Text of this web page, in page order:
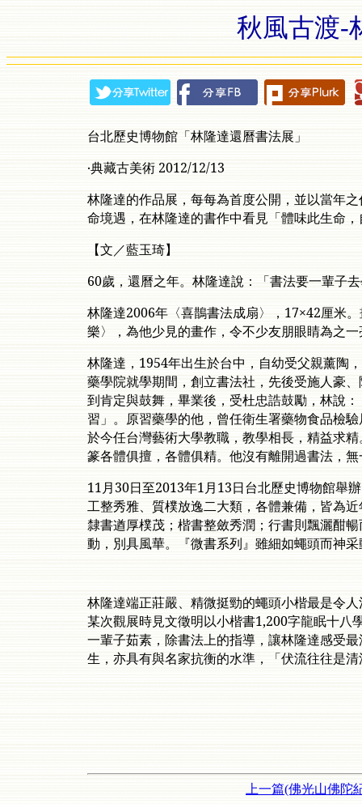
秋風古渡-
台北歷史博物館「林隆達還曆書法展」
‧典藏古美術 2012/12/13
林隆達的作品展，每每為首度公開，並以當年
命境遇，在林隆達的書作中看見「體味此生命
【文／藍玉琦】
60歲，還曆之年。林隆達說：「書法要一輩子
林隆達2006年〈喜鵲書法成扇〉，17×42厘米
樂〉，為他少見的畫作，令不少友朋眼睛為之
林隆達，1954年出生於台中，自幼受父親薰陶
藥學院就學期間，創立書法社，先後受施人豪
到肯定與鼓舞，畢業後，受杜忠誥鼓勵，林說
習」。原習藥學的他，曾任衛生署藥物食品檢
於今任台灣藝術大學教職，教學相長，精益求
篆各體俱擅，各體俱精。他沒有離開過書法，
11月30日至2013年1月13日台北歷史博物館舉
工整秀雅、質樸放逸二大類，各體兼備，皆為
隸書遒厚樸茂；楷書整斂秀潤；行書則飄灑酣
動，別具風華。『微書系列』雖細如蠅頭而神
林隆達端正莊嚴、精微挺勁的蠅頭小楷最是令
某次觀展時見文徵明以小楷書1,200字龍眠十八
一輩子茹素，除書法上的指導，讓林隆達感受
生，亦具有與名家抗衡的水準，「伏流往往是
上一篇(佛光山佛陀